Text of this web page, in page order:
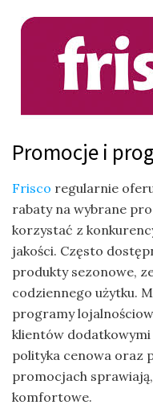
Promocje i
Frisco regularnie
rabaty na wybrane
korzystać z
jakości. Często
produkty sezonowe,
codziennego użytku.
programy
klientów
polityka cenowa oraz
promocjach
komfortowe.